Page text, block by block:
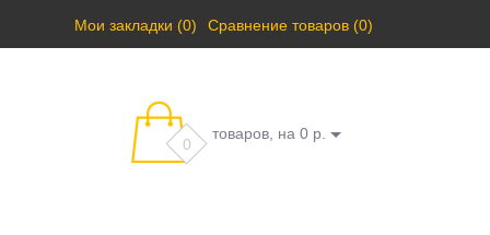
Мои закладки (0) Сравнение товаров (0)
0
товаров, на 0 р.